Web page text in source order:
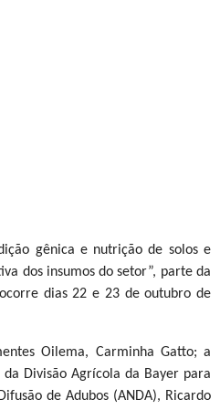
gênica e nutrição de solos e
dos insumos do setor”, parte da
dias 22 e 23 de outubro de
Oilema, Carminha Gatto; a
Divisão Agrícola da Bayer para
de Adubos (ANDA), Ricardo